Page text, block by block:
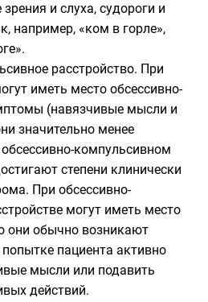
и слуха, судороги и
например, «ком в горле»,
расстройство. При
иметь место обсессивно-
(навязчивые мысли и
значительно менее
компульсивном
степени клинически
При обсессивно-
могут иметь место
они обычно возникают
пациента активно
мысли или подавить
действий.